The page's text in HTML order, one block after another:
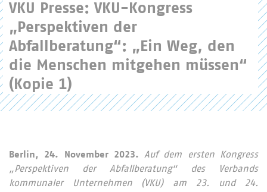
VKU Presse: VKU-Kongress
„Perspektiven der
Abfallberatung“: „Ein Weg, den
die Menschen mitgehen müssen“
(Kopie 1)
Berlin, 24. November 2023. Auf dem ersten Kongress
„Perspektiven der Abfallberatung“ des Verbands
kommunaler Unternehmen (VKU) am 23. und 24.